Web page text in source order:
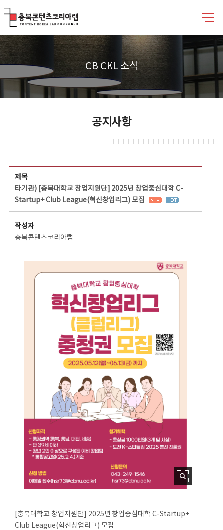
CB CKL 소식
공지사항
제목
타기관) [충북대학교 창업지원단] 2025년 창업중심대학 C-
Startup+ Club League(혁신창업리그) 모집
작성자
충북콘텐츠코리아랩
[충북대학교 창업지원단] 2025년 창업중심대학 C-Startup+
Club League(혁신창업리그) 모집